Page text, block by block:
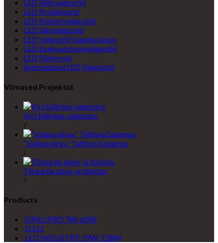
LED Välisvalgustid
LED Prožektorid
LED Kontorivalgustid
LED Siinivalgustid
LED Valgustid Kauplustesse
LED Evakuatsioonivalgustid
LED Plafoonid
Spetsiaalsed LED Valgustid
Viimased Projektid
Vici külmlao valgustus
/
“Valgusvärav” Tallinna Sadamas
/
Tikkurila labor ja tööstus
/
Products
OPAL/PRO 9W-60W
O111
LED INDUSTRY 29W-128W